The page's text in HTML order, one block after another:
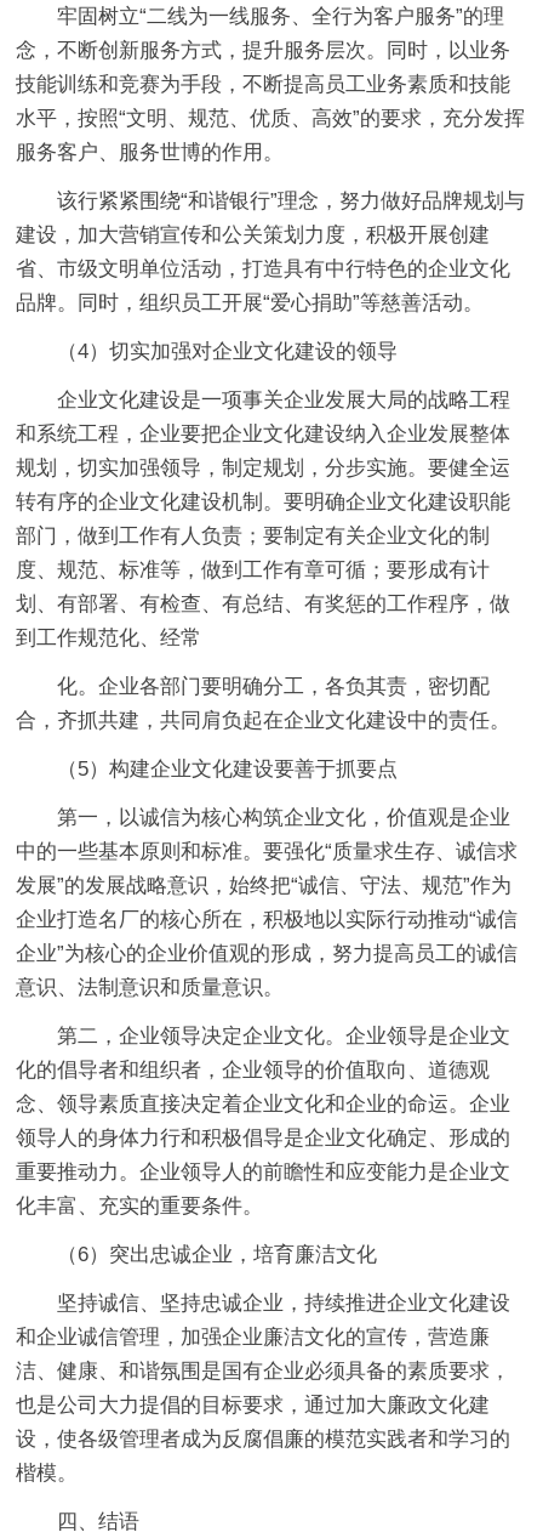
牢固树立“二线为一线服务、全行为客户服务”的理
念，不断创新服务方式，提升服务层次。同时，以业务
技能训练和竞赛为手段，不断提高员工业务素质和技能
水平，按照“文明、规范、优质、高效”的要求，充分发挥
服务客户、服务世博的作用。
该行紧紧围绕“和谐银行”理念，努力做好品牌规划与
建设，加大营销宣传和公关策划力度，积极开展创建
省、市级文明单位活动，打造具有中行特色的企业文化
品牌。同时，组织员工开展“爱心捐助”等慈善活动。
（4）切实加强对企业文化建设的领导
企业文化建设是一项事关企业发展大局的战略工程
和系统工程，企业要把企业文化建设纳入企业发展整体
规划，切实加强领导，制定规划，分步实施。要健全运
转有序的企业文化建设机制。要明确企业文化建设职能
部门，做到工作有人负责；要制定有关企业文化的制
度、规范、标准等，做到工作有章可循；要形成有计
划、有部署、有检查、有总结、有奖惩的工作程序，做
到工作规范化、经常
化。企业各部门要明确分工，各负其责，密切配
合，齐抓共建，共同肩负起在企业文化建设中的责任。
（5）构建企业文化建设要善于抓要点
第一，以诚信为核心构筑企业文化，价值观是企业
中的一些基本原则和标准。要强化“质量求生存、诚信求
发展”的发展战略意识，始终把“诚信、守法、规范”作为
企业打造名厂的核心所在，积极地以实际行动推动“诚信
企业”为核心的企业价值观的形成，努力提高员工的诚信
意识、法制意识和质量意识。
第二，企业领导决定企业文化。企业领导是企业文
化的倡导者和组织者，企业领导的价值取向、道德观
念、领导素质直接决定着企业文化和企业的命运。企业
领导人的身体力行和积极倡导是企业文化确定、形成的
重要推动力。企业领导人的前瞻性和应变能力是企业文
化丰富、充实的重要条件。
（6）突出忠诚企业，培育廉洁文化
坚持诚信、坚持忠诚企业，持续推进企业文化建设
和企业诚信管理，加强企业廉洁文化的宣传，营造廉
洁、健康、和谐氛围是国有企业必须具备的素质要求，
也是公司大力提倡的目标要求，通过加大廉政文化建
设，使各级管理者成为反腐倡廉的模范实践者和学习的
楷模。
四、结语